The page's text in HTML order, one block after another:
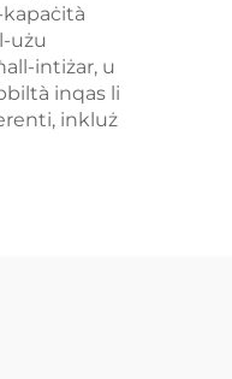
użu
intiżar, u
inqas li
inkluż